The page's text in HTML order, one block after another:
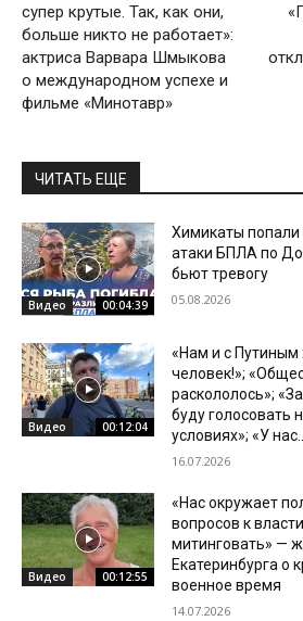
супер крутые. Так, как они,
больше никто не работает»:
актриса Варвара Шмыкова
о международном успехе и
фильме «Минотавр»
ЧИТАТЬ ЕЩЕ
Видео 00:04:39
Химикаты
атаки БПЛА по
бьют тревогу
05.08.2026
Видео 00:12:04
«Нам и с
человек!»;
раскололось»;
буду голосовать
условиях»; «У
16.07.2026
Видео 00:12:55
«Нас окружает
вопросов к
митинговать» —
Екатеринбурга о
военное время
14.07.2026